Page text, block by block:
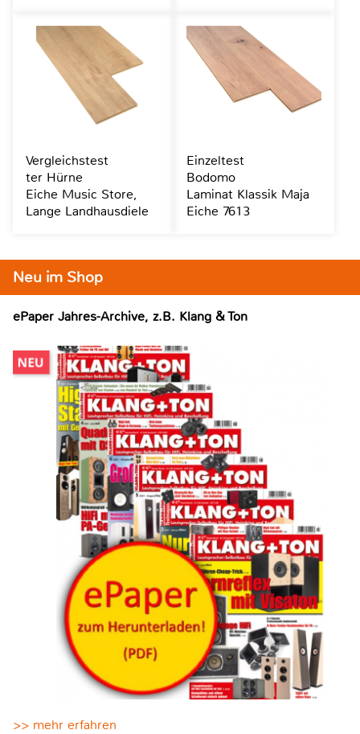
Neu im Shop
ePaper Jahres-Archive, z.B. Klang & Ton
>> mehr erfahren
Vergleichstest
ter Hürne
Eiche Music Store,
Lange Landhausdiele
Einzeltest
Bodomo
Laminat Klassik Maja
Eiche 7613